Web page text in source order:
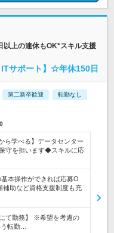
以上の連休もOK*スキル支援
サポート】☆年休150日
第二新卒歓迎 転勤なし
ら学べる】データセンター
守を担います◆スキルに応
本操作ができれば応募O
助など資格支援制度も充
て勤務】 ※希望を考慮の
転勤…